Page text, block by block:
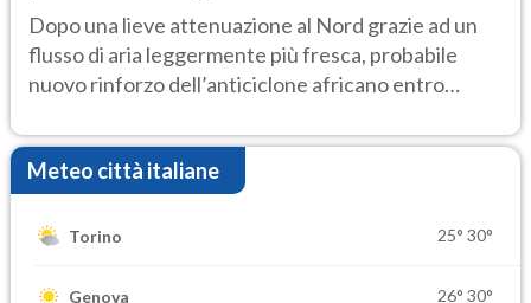
Dopo una lieve attenuazione al Nord grazie ad un
flusso di aria leggermente più fresca, probabile
nuovo rinforzo dell’anticiclone africano entro
Meteo città italiane
Torino 25° 30°
Genova 26° 30°